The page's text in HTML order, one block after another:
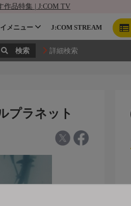
作品特集 | J:COM TV
メニュー J:COM STREAM
詳細検索
プラネット